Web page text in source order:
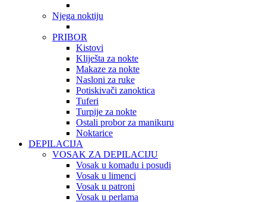
Njega noktiju
PRIBOR
Kistovi
Kliješta za nokte
Makaze za nokte
Nasloni za ruke
Potiskivači zanoktica
Tuferi
Turpije za nokte
Ostali probor za manikuru
Noktarice
DEPILACIJA
VOSAK ZA DEPILACIJU
Vosak u komadu i posudi
Vosak u limenci
Vosak u patroni
Vosak u perlama